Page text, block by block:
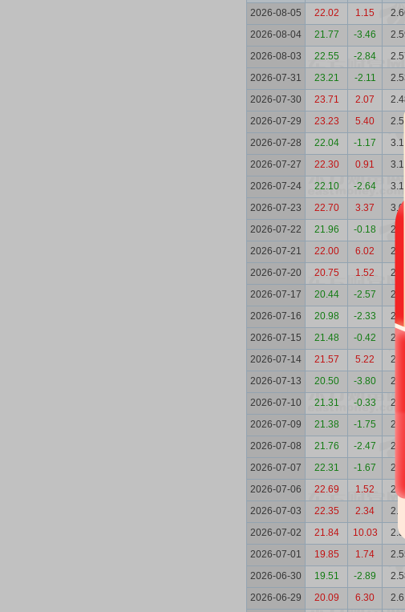
2026-08-05
22.02 1.15
2026-08-04
21.77 -3.46
2026-08-03
22.55 -2.84
2026-07-31
23.21 -2.11
2026-07-30
23.71 2.07
2026-07-29
23.23 5.40
2026-07-28
22.04 -1.17
2026-07-27
22.30 0.91
2026-07-24
22.10 -2.64
2026-07-23
22.70 3.37
2026-07-22
21.96 -0.18
2026-07-21
22.00 6.02
2026-07-20
20.75 1.52
2026-07-17
20.44 -2.57
2026-07-16
20.98 -2.33
2026-07-15
21.48 -0.42
2026-07-14
21.57 5.22
2026-07-13
20.50 -3.80
2026-07-10
21.31 -0.33
2026-07-09
21.38 -1.75
2026-07-08
21.76 -2.47
2026-07-07
22.31 -1.67
2026-07-06
22.69 1.52
2026-07-03
22.35 2.34
2026-07-02
21.84 10.03
2026-07-01
19.85 1.74
2026-06-30
19.51 -2.89
2026-06-29
20.09 6.30